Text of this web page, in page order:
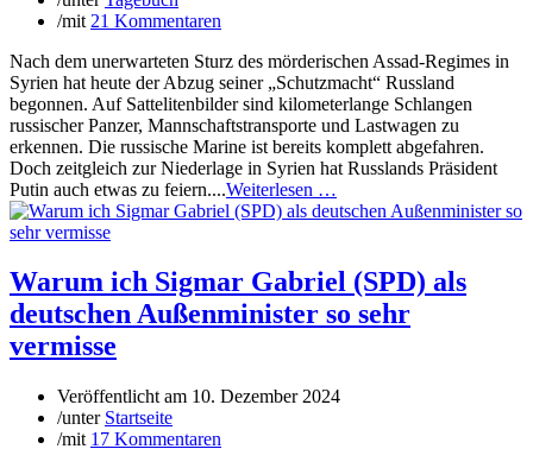
/mit 21 Kommentaren
Nach dem unerwarteten Sturz des mörderischen Assad-Regimes in
Syrien hat heute der Abzug seiner „Schutzmacht“ Russland
begonnen. Auf Sattelitenbilder sind kilometerlange Schlangen
russischer Panzer, Mannschaftstransporte und Lastwagen zu
erkennen. Die russische Marine ist bereits komplett abgefahren.
Doch zeitgleich zur Niederlage in Syrien hat Russlands Präsident
Putin auch etwas zu feiern....Weiterlesen …
Warum ich Sigmar Gabriel (SPD) als
deutschen Außenminister so sehr
vermisse
Veröffentlicht am 10. Dezember 2024
/unter Startseite
/mit 17 Kommentaren